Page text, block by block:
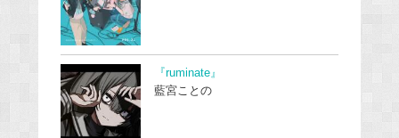
『ruminate』
藍宮ことの